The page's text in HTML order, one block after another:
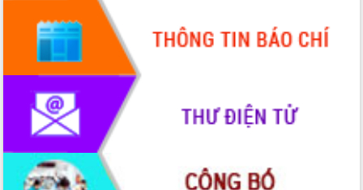
Đắk Lắk sẵn sàng các điều kiện cho
Ngày hội bầu cử đại biểu Quốc hội
khóa XVI và HĐND các cấp nhiệm kỳ
2026-2031
Đảm bảo cuộc bầu cử đại biểu Quốc
hội và đại biểu HĐND các cấp diễn ra
an toàn, hiệu quả, đúng quy định
Thủ tướng Chính phủ Phạm Minh Chính
kiểm tra, chỉ đạo hoàn thành các dự
án cao tốc và thăm khu tái định cư tại
Đắk Lắk